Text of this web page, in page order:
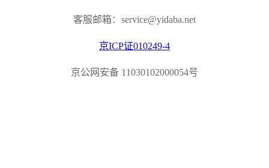
客服邮箱：service@yidaba.net
京ICP证010249-4
京公网安备 11030102000054号